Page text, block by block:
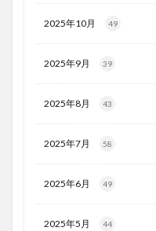
2025年10月 49
2025年9月 39
2025年8月 43
2025年7月 58
2025年6月 49
2025年5月 44